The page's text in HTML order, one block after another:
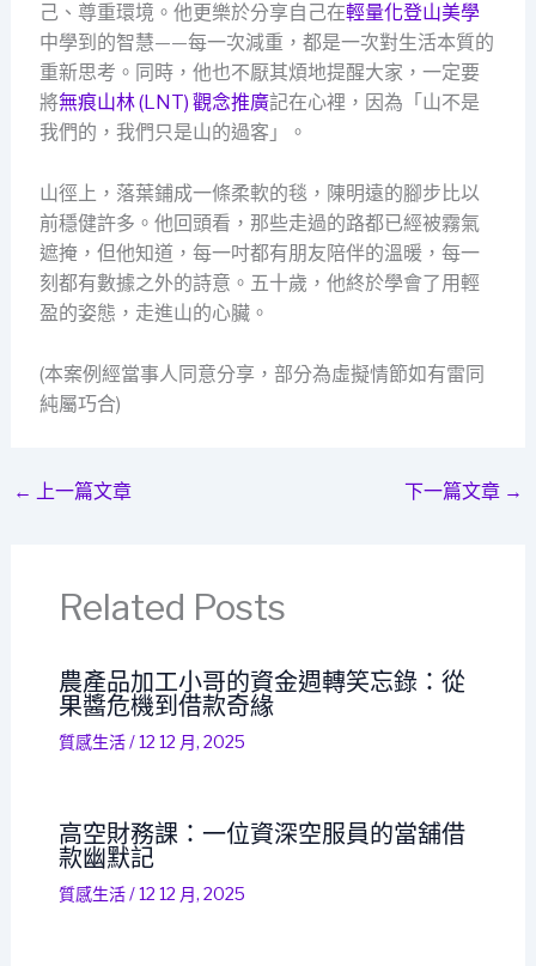
己、尊重環境。他更樂於分享自己在輕量化登山美學
中學到的智慧——每一次減重，都是一次對生活本質的
重新思考。同時，他也不厭其煩地提醒大家，一定要
將無痕山林 (LNT) 觀念推廣記在心裡，因為「山不是
我們的，我們只是山的過客」。
山徑上，落葉鋪成一條柔軟的毯，陳明遠的腳步比以
前穩健許多。他回頭看，那些走過的路都已經被霧氣
遮掩，但他知道，每一吋都有朋友陪伴的溫暖，每一
刻都有數據之外的詩意。五十歲，他終於學會了用輕
盈的姿態，走進山的心臟。
(本案例經當事人同意分享，部分為虛擬情節如有雷同
純屬巧合)
← 上一篇文章 下一篇文章 →
Related Posts
農產品加工小哥的資金週轉笑忘錄：從
果醬危機到借款奇緣
質感生活/12 12 月, 2025
高空財務課：一位資深空服員的當舖借
款幽默記
質感生活/12 12 月, 2025